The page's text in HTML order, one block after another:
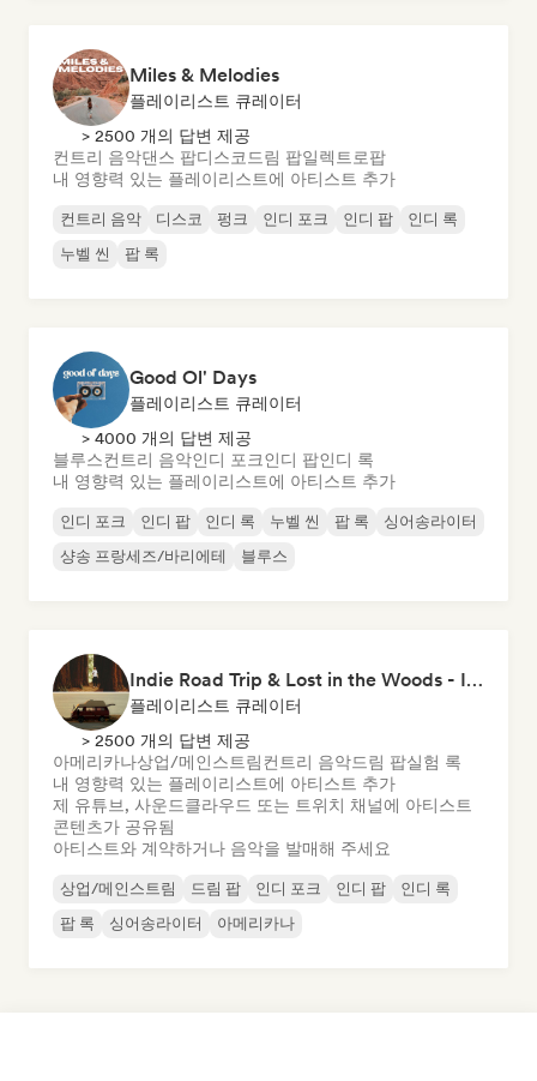
Miles & Melodies
플레이리스트 큐레이터
> 2500 개의 답변 제공
컨트리 음악댄스 팝디스코 드림 팝일렉트로팝
내 영향력 있는 플레이리스트에 아티스트 추가
컨트리 음악 디스코 펑크 인디 포크 인디 팝
인디 록
누벨 씬
팝 록
Good Ol' Days
플레이리스트 큐레이터
> 4000 개의 답변 제공
블루스컨트리 음악인디 포크인디 팝인디 록
내 영향력 있는 플레이리스트에 아티스트 추가
인디 포크 인디 팝 인디 록 누벨 씬 팝 록
싱어송라이터
샹송 프랑세즈/바리에테
블루스
Indie Road Trip & Lost in the Woods - Indie Folk, Folk Pop, Folk Rock & Singer-Songwriter
플레이리스트 큐레이터
> 2500 개의 답변 제공
아메리카나상업/메인스트림컨트리 음악드림 팝실험 록
내 영향력 있는 플레이리스트에 아티스트 추가
제 유튜브, 사운드클라우드 또는 트위치 채널에 아티스트
콘텐츠가 공유됨
아티스트와 계약하거나 음악을 발매해 주세요
상업/메인스트림 드림 팝 인디 포크 인디 팝
인디 록
팝 록
싱어송라이터 아메리카나